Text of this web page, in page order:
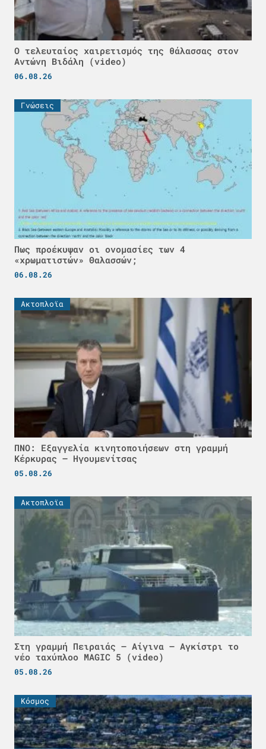
Ο τελευταίος χαιρετισμός της θάλασσας στον
Αντώνη Βιδάλη (video)
06.08.26
Γνώσεις
Πως προέκυψαν οι ονομασίες των 4
«χρωματιστών» Θαλασσών;
06.08.26
Ακτοπλοϊα
ΠΝΟ: Εξαγγελία κινητοποιήσεων στη γραμμή
Κέρκυρας – Ηγουμενίτσας
05.08.26
Ακτοπλοϊα
Στη γραμμή Πειραιάς – Αίγινα – Αγκίστρι το
νέο ταχύπλοο MAGIC 5 (video)
05.08.26
Κόσμος